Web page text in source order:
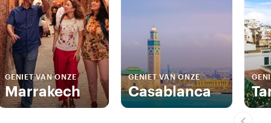
GENIET VAN ONZE
Marrakech
GENIET VAN ONZE
Casablanca